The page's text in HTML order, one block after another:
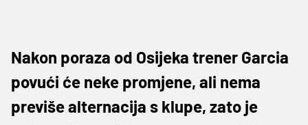
Nakon poraza od Osijeka trener Garcia
povući će neke promjene, ali nema
previše alternacija s klupe, zato je